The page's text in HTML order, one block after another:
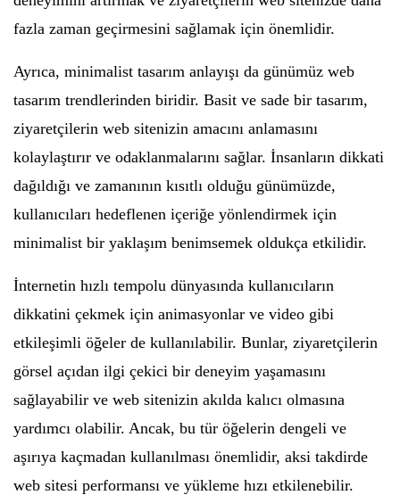
fazla zaman geçirmesini sağlamak için önemlidir.
Ayrıca, minimalist tasarım anlayışı da günümüz web
tasarım trendlerinden biridir. Basit ve sade bir tasarım,
ziyaretçilerin web sitenizin amacını anlamasını
kolaylaştırır ve odaklanmalarını sağlar. İnsanların dikkati
dağıldığı ve zamanının kısıtlı olduğu günümüzde,
kullanıcıları hedeflenen içeriğe yönlendirmek için
minimalist bir yaklaşım benimsemek oldukça etkilidir.
İnternetin hızlı tempolu dünyasında kullanıcıların
dikkatini çekmek için animasyonlar ve video gibi
etkileşimli öğeler de kullanılabilir. Bunlar, ziyaretçilerin
görsel açıdan ilgi çekici bir deneyim yaşamasını
sağlayabilir ve web sitenizin akılda kalıcı olmasına
yardımcı olabilir. Ancak, bu tür öğelerin dengeli ve
aşırıya kaçmadan kullanılması önemlidir, aksi takdirde
web sitesi performansı ve yükleme hızı etkilenebilir.